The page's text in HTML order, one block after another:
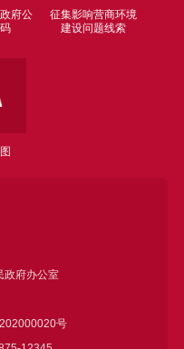
府公
征集影响营商环境
建设问题线索
政府办公室
号